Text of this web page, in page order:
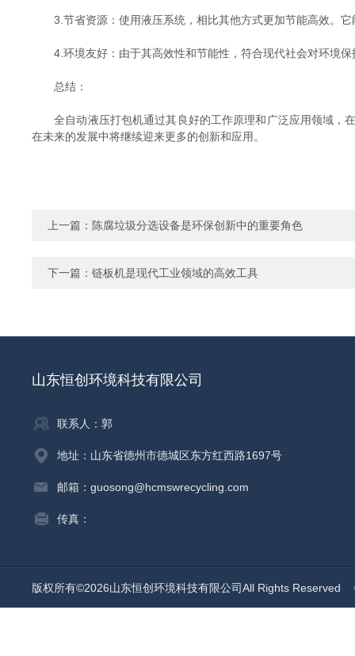
3.节省资源：使用液压系统，相比其他方式更加节能高效。它
4.环境友好：由于其高效性和节能性，符合现代社会对环境保
总结：
全自动液压打包机通过其良好的工作原理和广泛应用领域，在
在未来的发展中将继续迎来更多的创新和应用。
上一篇： 陈腐垃圾分选设备是环保创新中的重要角色
下一篇： 链板机是现代工业领域的高效工具
山东恒创环境科技有限公司
联系人：郭
地址：山东省德州市德城区东方红西路1697号
邮箱：guosong@hcmswrecycling.com
传真：
版权所有©2026山东恒创环境科技有限公司All Rights Reserved